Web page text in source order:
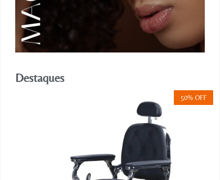
Destaques
50% OFF